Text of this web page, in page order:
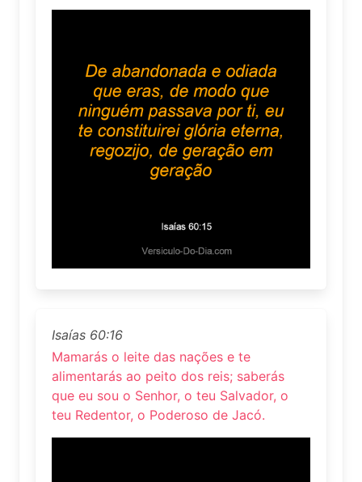
Isaías 60:16
Mamarás o leite das nações e te
alimentarás ao peito dos reis; saberás
que eu sou o Senhor, o teu Salvador, o
teu Redentor, o Poderoso de Jacó.